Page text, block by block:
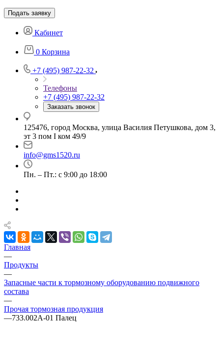
Подать заявку
Кабинет
0 Корзина
+7 (495) 987-22-32
Телефоны
+7 (495) 987-22-32
Заказать звонок
125476, город Москва, улица Василия Петушкова, дом 3,
эт 3 пом I ком 49/9
info@gms1520.ru
Пн. – Пт.: с 9:00 до 18:00
Главная
—
Продукты
—
Запасные части к тормозному оборудованию подвижного
состава
—
Прочая тормозная продукция
—733.002А-01 Палец